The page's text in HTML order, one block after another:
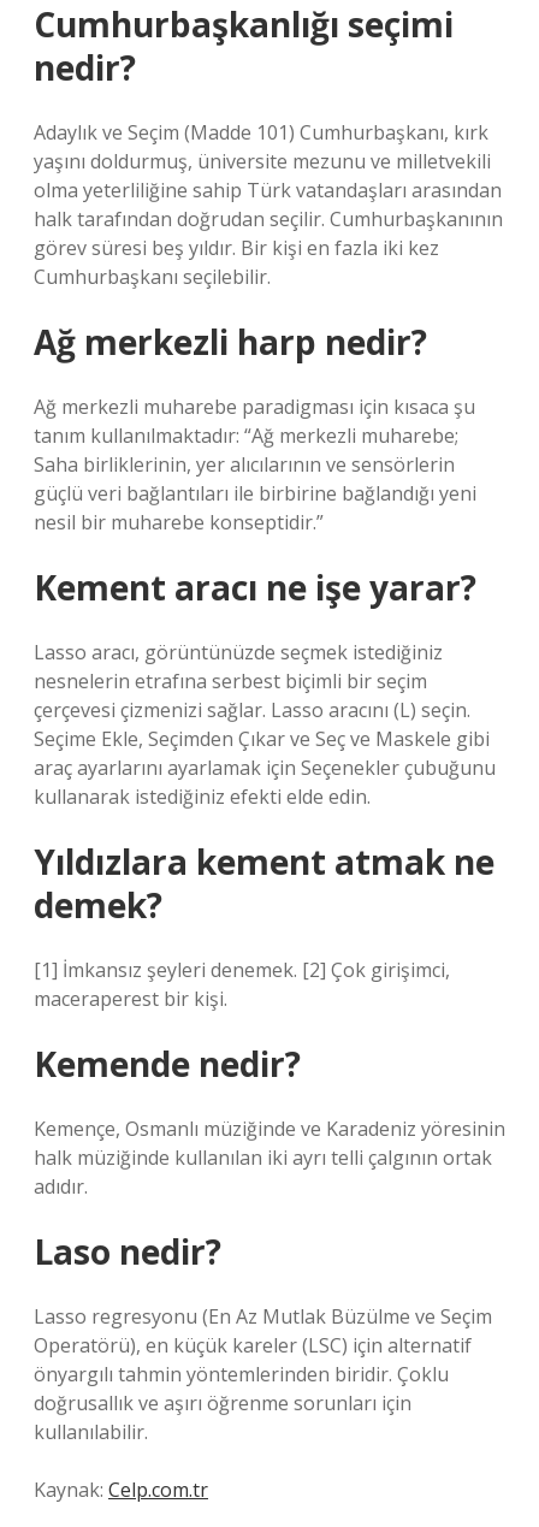
Cumhurbaşkanlığı seçimi
nedir?
Adaylık ve Seçim (Madde 101) Cumhurbaşkanı, kırk
yaşını doldurmuş, üniversite mezunu ve milletvekili
olma yeterliliğine sahip Türk vatandaşları arasından
halk tarafından doğrudan seçilir. Cumhurbaşkanının
görev süresi beş yıldır. Bir kişi en fazla iki kez
Cumhurbaşkanı seçilebilir.
Ağ merkezli harp nedir?
Ağ merkezli muharebe paradigması için kısaca şu
tanım kullanılmaktadır: “Ağ merkezli muharebe;
Saha birliklerinin, yer alıcılarının ve sensörlerin
güçlü veri bağlantıları ile birbirine bağlandığı yeni
nesil bir muharebe konseptidir.”
Kement aracı ne işe yarar?
Lasso aracı, görüntünüzde seçmek istediğiniz
nesnelerin etrafına serbest biçimli bir seçim
çerçevesi çizmenizi sağlar. Lasso aracını (L) seçin.
Seçime Ekle, Seçimden Çıkar ve Seç ve Maskele gibi
araç ayarlarını ayarlamak için Seçenekler çubuğunu
kullanarak istediğiniz efekti elde edin.
Yıldızlara kement atmak ne
demek?
[1] İmkansız şeyleri denemek. [2] Çok girişimci,
maceraperest bir kişi.
Kemende nedir?
Kemençe, Osmanlı müziğinde ve Karadeniz yöresinin
halk müziğinde kullanılan iki ayrı telli çalgının ortak
adıdır.
Laso nedir?
Lasso regresyonu (En Az Mutlak Büzülme ve Seçim
Operatörü), en küçük kareler (LSC) için alternatif
önyargılı tahmin yöntemlerinden biridir. Çoklu
doğrusallık ve aşırı öğrenme sorunları için
kullanılabilir.
Kaynak: Celp.com.tr